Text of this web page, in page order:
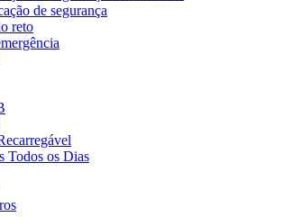
de segurança
reto
Todos os Dias